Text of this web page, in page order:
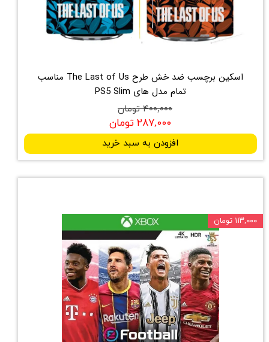
اسکین برچسب ضد خش طرح The Last of Us مناسب
تمام مدل های PS5 Slim
۴۰۰,۰۰۰ تومان
۲۸۷,۰۰۰ تومان
افزودن به سبد خرید
۱۱۳,۰۰۰ تومان